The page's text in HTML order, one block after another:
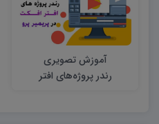
آموزش تصویری
رندر پروژه‌های افتر